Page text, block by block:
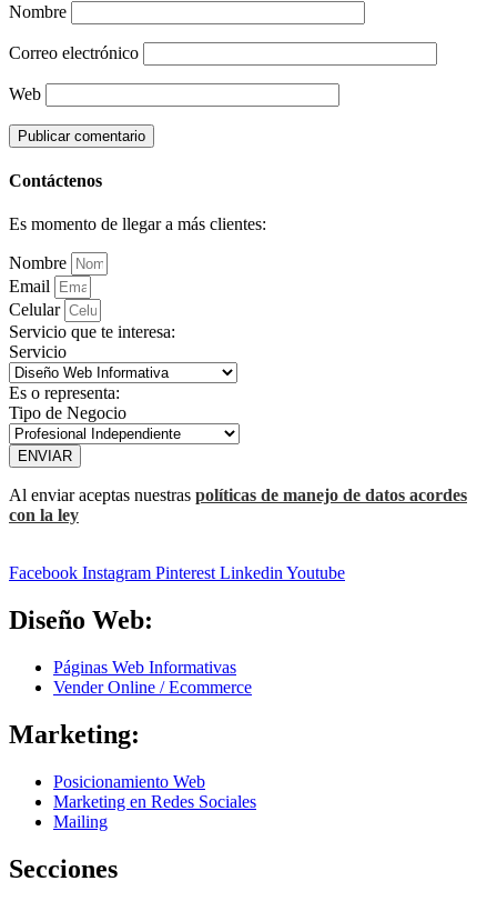
Nombre
Correo electrónico
Web
Contáctenos
Es momento de llegar a más clientes:
Nombre
Email
Celular
Servicio que te interesa:
Servicio
Es o representa:
Tipo de Negocio
ENVIAR
Al enviar aceptas nuestras políticas de manejo de datos acordes
con la ley
Facebook Instagram Pinterest Linkedin Youtube
Diseño Web:
Páginas Web Informativas
Vender Online / Ecommerce
Marketing:
Posicionamiento Web
Marketing en Redes Sociales
Mailing
Secciones